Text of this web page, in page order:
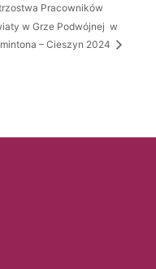
Pracowników
w Grze Podwójnej w
– Cieszyn 2024